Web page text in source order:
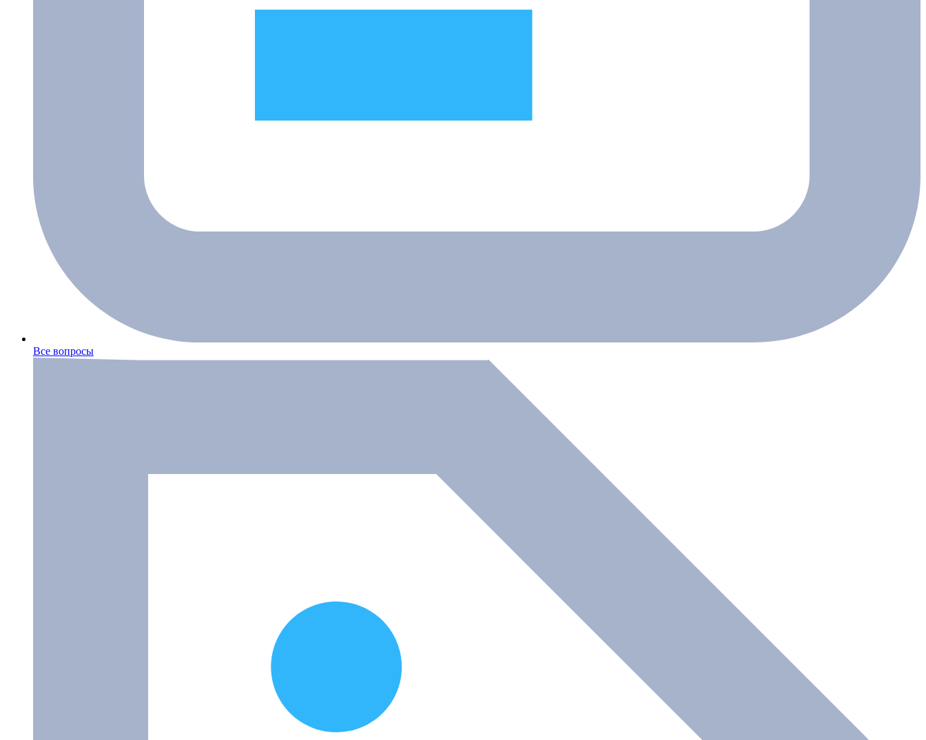
Все вопросы